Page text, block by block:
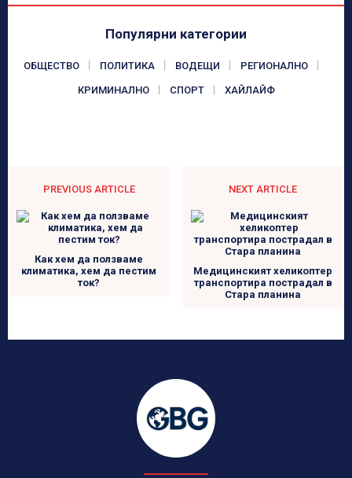
Популярни категории
ОБЩЕСТВО ПОЛИТИКА ВОДЕЩИ РЕГИОНАЛНО
КРИМИНАЛНО СПОРТ ХАЙЛАЙФ
PREVIOUS ARTICLE
Как хем да ползваме
климатика, хем да пестим
ток?
NEXT ARTICLE
Медицинският хеликоптер
транспортира пострадал в
Стара планина